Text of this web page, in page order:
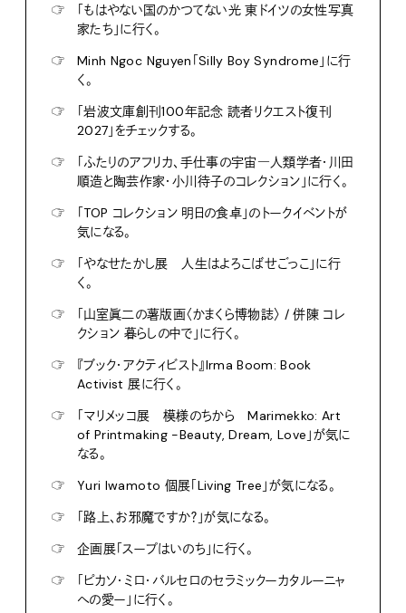
☞
「もはやない国のかつてない光 東ドイツの女性写真
家たち」に行く。
☞
Minh Ngoc Nguyen「Silly Boy Syndrome」に行
く。
☞
「岩波文庫創刊100年記念 読者リクエスト復刊
2027」をチェックする。
☞
「ふたりのアフリカ、手仕事の宇宙―人類学者・川田
順造と陶芸作家・小川待子のコレクション」に行く。
☞
「TOP コレクション 明日の食卓」のトークイベントが
気になる。
☞
「やなせたかし展 人生はよろこばせごっこ」に行
く。
☞
「山室眞二の薯版画〈かまくら博物誌〉 / 併陳 コレ
クション 暮らしの中で」に行く。
☞
『ブック・アクティビスト』Irma Boom: Book
Activist 展に行く。
☞
「マリメッコ展 模様のちから Marimekko: Art
of Printmaking -Beauty, Dream, Love」が気に
なる。
☞
Yuri Iwamoto 個展「Living Tree」が気になる。
☞
「路上、お邪魔ですか？」が気になる。
☞
企画展「スープはいのち」に行く。
☞
「ピカソ・ミロ・バルセロのセラミックーカタルーニャ
への愛ー」に行く。